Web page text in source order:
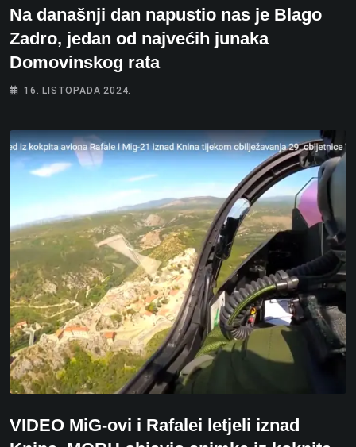
Na današnji dan napustio nas je Blago
Zadro, jedan od najvećih junaka
Domovinskog rata
16. LISTOPADA 2024.
VIDEO MiG-ovi i Rafalei letjeli iznad